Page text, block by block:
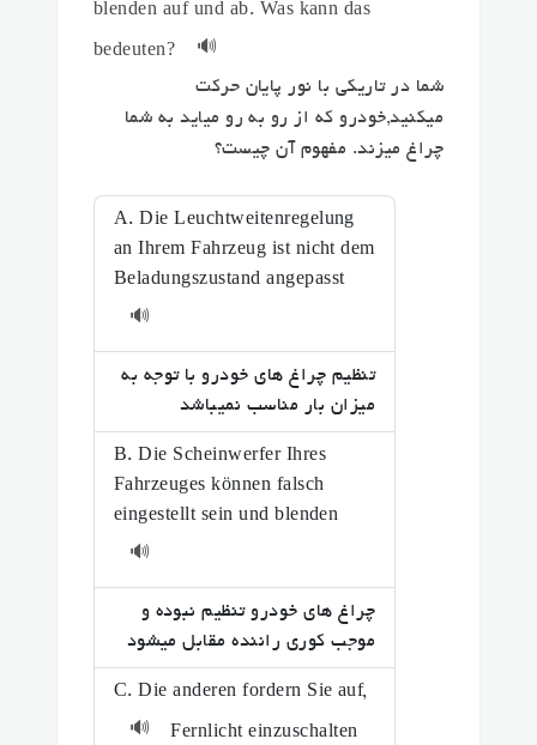
blenden auf und ab. Was kann das
bedeuten?
🔊
شما در تاریکی با نور پایان حرکت
میکنید,خودرو که از رو به رو میاید به شما
چراغ میزند. مفهوم آن چیست؟
A. Die Leuchtweitenregelung
an Ihrem Fahrzeug ist nicht dem
Beladungszustand angepasst
🔊
تنظیم چراغ های خودرو با توجه به
میزان بار مناسب نمیباشد
B. Die Scheinwerfer Ihres
Fahrzeuges können falsch
eingestellt sein und blenden
🔊
چراغ های خودرو تنظیم نبوده و
موجب کوری راننده مقابل میشود
C. Die anderen fordern Sie auf,
Fernlicht einzuschalten
🔊